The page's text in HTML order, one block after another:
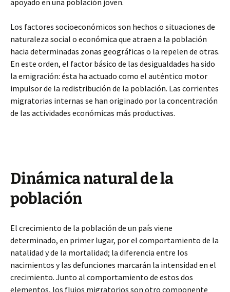
apoyado en una población joven.
Los factores socioeconómicos son hechos o situaciones de
naturaleza social o económica que atraen a la población
hacia determinadas zonas geográficas o la repelen de otras.
En este orden, el factor básico de las desigualdades ha sido
la emigración: ésta ha actuado como el auténtico motor
impulsor de la redistribución de la población. Las corrientes
migratorias internas se han originado por la concentración
de las actividades económicas más productivas.
Dinámica natural de la
población
El crecimiento de la población de un país viene
determinado, en primer lugar, por el comportamiento de la
natalidad y de la mortalidad; la diferencia entre los
nacimientos y las defunciones marcarán la intensidad en el
crecimiento. Junto al comportamiento de estos dos
elementos, los flujos migratorios son otro componente